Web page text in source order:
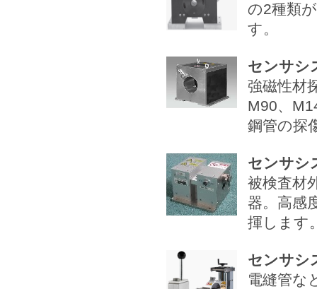
の2種類
す。
センサシ
強磁性材
M90、
鋼管の探
センサシ
被検査材
器。高感
揮します
センサシ
電縫管な